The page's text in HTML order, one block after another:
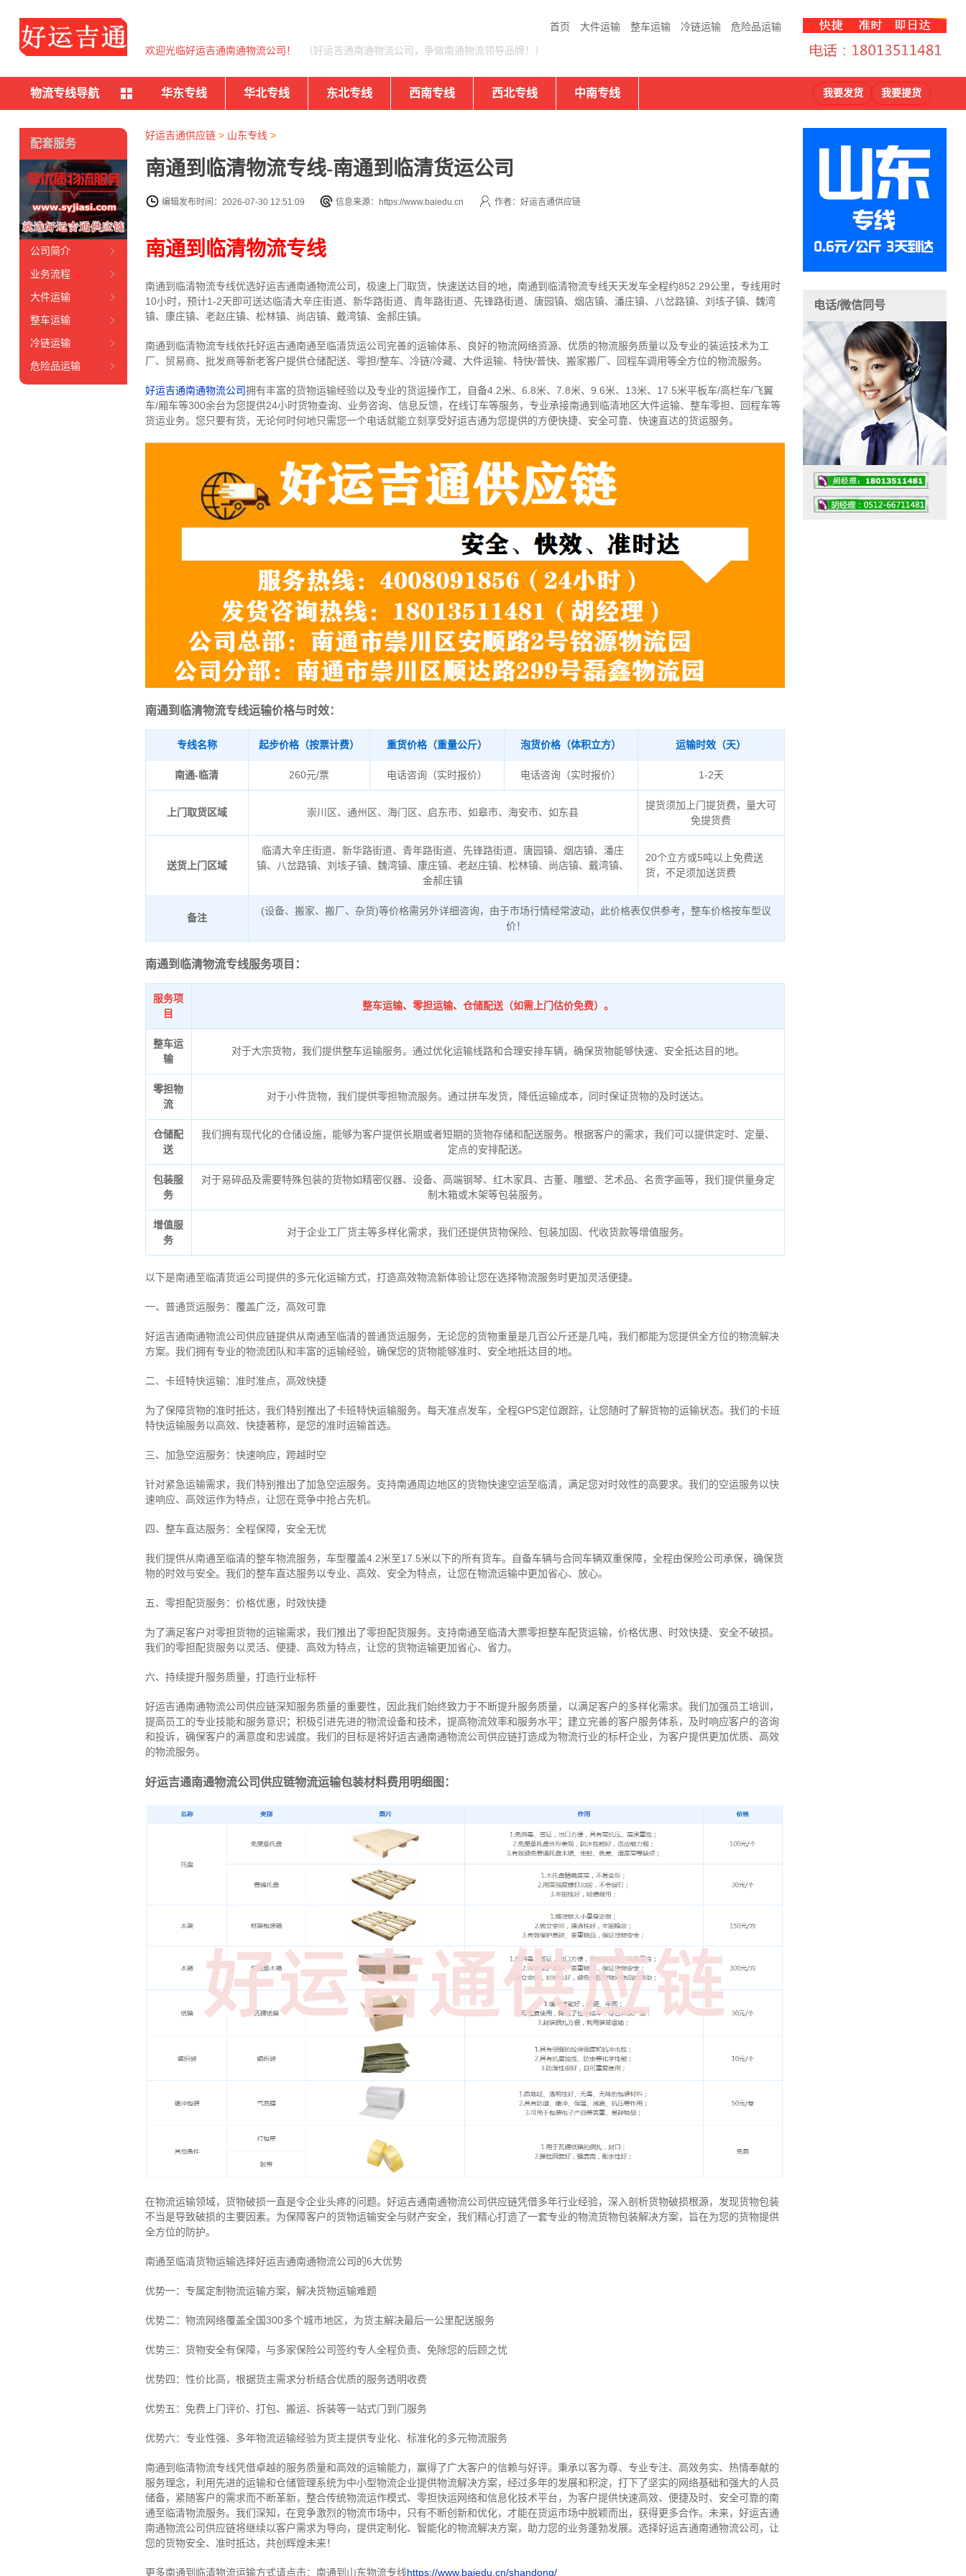
首页 大件运输 整车运输 冷链运输 危险品运输
欢迎光临好运吉通南通物流公司！ （好运吉通南通物流公司，争做南通物流领导品牌！）
物流专线导航 华东专线 华北专线 东北专线 西南专线 西北专线 中南专线 我要发货 我要提货
好运吉通供应链> 山东专线 >
南通到临清物流专线-南通到临清货运公司
编辑发布时间：2026-07-30 12:51:09 信息来源：https://www.baiedu.cn 作者：好运吉通供应链
南通到临清物流专线
南通到临清物流专线优选好运吉通南通物流公司，极速上门取货，快速送达目的地，南通到临清物流专线天天发车全程约852.29公里，专线用时
10小时，预计1-2天即可送达临清大辛庄街道、新华路街道、青年路街道、先锋路街道、唐园镇、烟店镇、潘庄镇、八岔路镇、刘垓子镇、魏湾
镇、康庄镇、老赵庄镇、松林镇、尚店镇、戴湾镇、金郝庄镇。
南通到临清物流专线依托好运吉通南通至临清货运公司完善的运输体系、良好的物流网络资源、优质的物流服务质量以及专业的装运技术为工
厂、贸易商、批发商等新老客户提供仓储配送、零担/整车、冷链/冷藏、大件运输、特快/普快、搬家搬厂、回程车调用等全方位的物流服务。
好运吉通南通物流公司拥有丰富的货物运输经验以及专业的货运操作工，自备4.2米、6.8米、7.8米、9.6米、13米、17.5米平板车/高栏车/飞翼
车/厢车等300余台为您提供24小时货物查询、业务咨询、信息反馈，在线订车等服务， 专业承接南通到临清地区大件运输、整车零担、回程车等
货运业务。 您只要有货，无论何时何地只需您一个电话就能立刻享受好运吉通为您提供的方便快捷、安全可靠、快速直达的货运服务。
南通到临清物流专线运输价格与时效：
专线名称 起步价格（按票计费） 重货价格（重量公斤） 泡货价格（体积立方） 运输时效（天）
南通-临清 260元/票 电话咨询（实时报价） 电话咨询（实时报价） 1-2天
上门取货区域 崇川区、通州区、海门区、启东市、如皋市、海安市、如东县
提货须加上门提货费，量大可
免提货费
送货上门区域
临清大辛庄街道、新华路街道、青年路街道、先锋路街道、唐园镇、烟店镇、潘庄
镇、八岔路镇、刘垓子镇、魏湾镇、康庄镇、老赵庄镇、松林镇、尚店镇、戴湾镇、
金郝庄镇
20个立方或5吨以上免费送
货，不足须加送货费
备注
(设备、搬家、搬厂、杂货)等价格需另外详细咨询，由于市场行情经常波动，此价格表仅供参考，整车价格按车型议
价！
南通到临清物流专线服务项目：
服务项
目
整车运输、零担运输、仓储配送（如需上门估价免费）。
整车运
输
对于大宗货物，我们提供整车运输服务。通过优化运输线路和合理安排车辆，确保货物能够快速、安全抵达目的地。
零担物
流
对于小件货物，我们提供零担物流服务。通过拼车发货，降低运输成本，同时保证货物的及时送达。
仓储配
送
我们拥有现代化的仓储设施，能够为客户提供长期或者短期的货物存储和配送服务。根据客户的需求，我们可以提供定时、定量、
定点的安排配送。
包装服
务
对于易碎品及需要特殊包装的货物如精密仪器、设备、高端钢琴、红木家具、古董、雕塑、艺术品、名贵字画等，我们提供量身定
制木箱或木架等包装服务。
增值服
务
对于企业工厂货主等多样化需求，我们还提供货物保险、包装加固、代收货款等增值服务。
以下是南通至临清货运公司提供的多元化运输方式，打造高效物流新体验让您在选择物流服务时更加灵活便捷。
一、普通货运服务：覆盖广泛，高效可靠
好运吉通南通物流公司供应链提供从南通至临清的普通货运服务，无论您的货物重量是几百公斤还是几吨，我们都能为您提供全方位的物流解决
方案。我们拥有专业的物流团队和丰富的运输经验，确保您的货物能够准时、安全地抵达目的地。
二、卡班特快运输：准时准点，高效快捷
为了保障货物的准时抵达，我们特别推出了卡班特快运输服务。每天准点发车，全程GPS定位跟踪，让您随时了解货物的运输状态。我们的卡班
特快运输服务以高效、快捷著称，是您的准时运输首选。
三、加急空运服务：快速响应，跨越时空
针对紧急运输需求，我们特别推出了加急空运服务。支持南通周边地区的货物快速空运至临清，满足您对时效性的高要求。我们的空运服务以快
速响应、高效运作为特点，让您在竞争中抢占先机。
四、整车直达服务：全程保障，安全无忧
我们提供从南通至临清的整车物流服务，车型覆盖4.2米至17.5米以下的所有货车。自备车辆与合同车辆双重保障，全程由保险公司承保，确保货
物的时效与安全。我们的整车直达服务以专业、高效、安全为特点，让您在物流运输中更加省心、放心。
五、零担配货服务：价格优惠，时效快捷
为了满足客户对零担货物的运输需求，我们推出了零担配货服务。支持南通至临清大票零担整车配货运输，价格优惠、时效快捷、安全不破损。
我们的零担配货服务以灵活、便捷、高效为特点，让您的货物运输更加省心、省力。
六、持续提升服务质量，打造行业标杆
好运吉通南通物流公司供应链深知服务质量的重要性，因此我们始终致力于不断提升服务质量，以满足客户的多样化需求。我们加强员工培训，
提高员工的专业技能和服务意识；积极引进先进的物流设备和技术，提高物流效率和服务水平；建立完善的客户服务体系，及时响应客户的咨询
和投诉，确保客户的满意度和忠诚度。我们的目标是将好运吉通南通物流公司供应链打造成为物流行业的标杆企业，为客户提供更加优质、高效
的物流服务。
好运吉通南通物流公司供应链物流运输包装材料费用明细图：
在物流运输领域，货物破损一直是令企业头疼的问题。好运吉通南通物流公司供应链凭借多年行业经验，深入剖析货物破损根源，发现货物包装
不当是导致破损的主要因素。为保障客户的货物运输安全与财产安全，我们精心打造了一套专业的物流货物包装解决方案，旨在为您的货物提供
全方位的防护。
南通至临清货物运输选择好运吉通南通物流公司的6大优势
优势一：专属定制物流运输方案，解决货物运输难题
优势二：物流网络覆盖全国300多个城市地区，为货主解决最后一公里配送服务
优势三：货物安全有保障，与多家保险公司签约专人全程负责、免除您的后顾之忧
优势四：性价比高，根据货主需求分析结合优质的服务透明收费
优势五：免费上门评价、打包、搬运、拆装等一站式门到门服务
优势六：专业性强、多年物流运输经验为货主提供专业化、标准化的多元物流服务
南通到临清物流专线凭借卓越的服务质量和高效的运输能力，赢得了广大客户的信赖与好评。 秉承以客为尊、专业专注、高效务实、热情奉献的
服务理念，利用先进的运输和仓储管理系统为中小型物流企业提供物流解决方案，经过多年的发展和积淀，打下了坚实的网络基础和强大的人员
储备，紧随客户的需求而不断革新，整合传统物流运作模式、零担快运网络和信息化技术平台，为客户提供快速高效、便捷及时、安全可靠的南
通至临清物流服务。 我们深知，在竞争激烈的物流市场中，只有不断创新和优化，才能在货运市场中脱颖而出，获得更多合作。 未来，好运吉通
南通物流公司供应链将继续以客户需求为导向，提供定制化、智能化的物流解决方案，助力您的业务蓬勃发展。选择好运吉通南通物流公司，让
您的货物安全、准时抵达，共创辉煌未来！
更多南通到临清物流运输方式请点击：南通到山东物流专线https://www.baiedu.cn/shandong/
配套服务
公司简介
业务流程
大件运输
整车运输
冷链运输
危险品运输
电话/微信同号